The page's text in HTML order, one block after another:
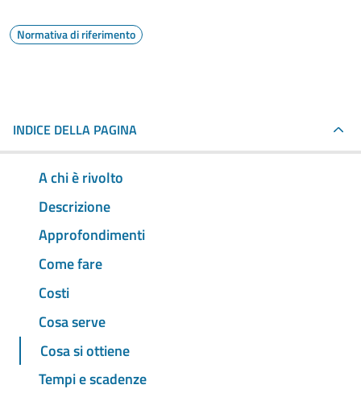
Normativa di riferimento
INDICE DELLA PAGINA
A chi è rivolto
Descrizione
Approfondimenti
Come fare
Costi
Cosa serve
Cosa si ottiene
Tempi e scadenze